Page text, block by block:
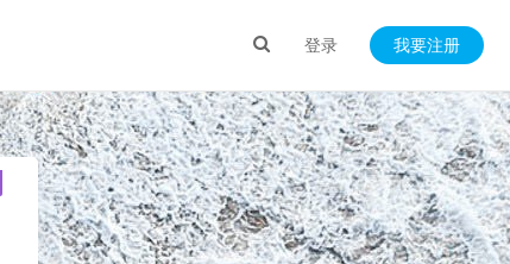
登录 我要注册